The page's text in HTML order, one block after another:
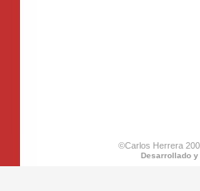
©Carlos Herrera
Desarrollado